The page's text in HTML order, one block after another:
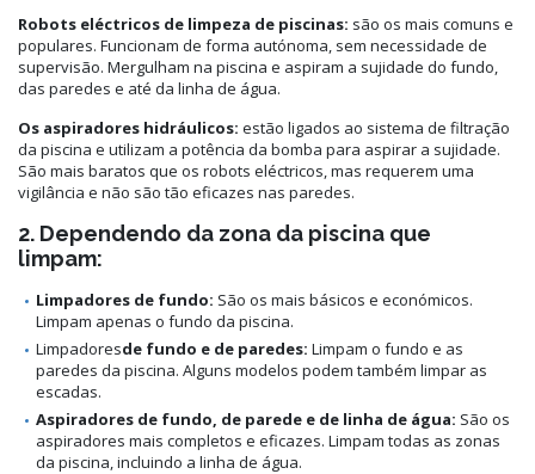
Robots eléctricos de limpeza de piscinas: são os mais comuns e
populares. Funcionam de forma autónoma, sem necessidade de
supervisão. Mergulham na piscina e aspiram a sujidade do fundo,
das paredes e até da linha de água.
Os aspiradores hidráulicos: estão ligados ao sistema de filtração
da piscina e utilizam a potência da bomba para aspirar a sujidade.
São mais baratos que os robots eléctricos, mas requerem uma
vigilância e não são tão eficazes nas paredes.
2. Dependendo da zona da piscina que
limpam:
Limpadores de fundo: São os mais básicos e económicos.
Limpam apenas o fundo da piscina.
Limpadoresde fundo e de paredes: Limpam o fundo e as
paredes da piscina. Alguns modelos podem também limpar as
escadas.
Aspiradores de fundo, de parede e de linha de água: São os
aspiradores mais completos e eficazes. Limpam todas as zonas
da piscina, incluindo a linha de água.